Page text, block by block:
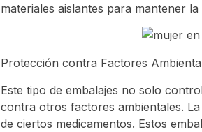
materiales aislantes para mantener
Protección contra Factores
Este tipo de embalajes no solo
contra otros factores ambientales.
de ciertos medicamentos. Estos